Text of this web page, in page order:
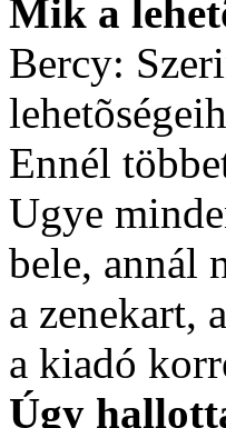
Mik a
Bercy:
Ennél
Ugye
bele, annál
a zenekart,
a kiadó
Úgy